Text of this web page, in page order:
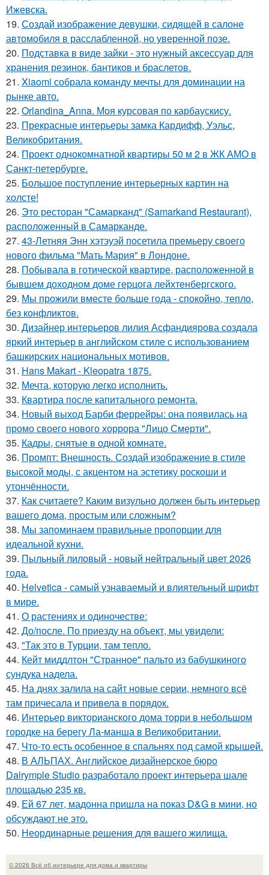
Ижевска.
19. Создай изображение девушки, сидящей в салоне
автомобиля в расслабленной, но уверенной позе.
20. Подставка в виде зайки - это нужный аксессуар для
хранения резинок, бантиков и браслетов.
21. Xiaomi собрала команду мечты для доминации на
рынке авто.
22. Orlandina_Anna. Моя курсовая по карбаускису.
23. Прекрасные интерьеры замка Кардифф, Уэльс,
Великобритания.
24. Проект однокомнатной квартиры 50 м 2 в ЖК АМО в
Санкт-петербурге.
25. Большое поступление интерьерных картин на
холсте!
26. Это ресторан "Самарканд" (Samarkand Restaurant),
расположенный в Самарканде.
27. 43-Летняя Энн хэтэуэй посетила премьеру своего
нового фильма "Мать Мария" в Лондоне.
28. Побывала в готической квартире, расположенной в
бывшем доходном доме герцога лейхтенбергского.
29. Мы прожили вместе больше года - спокойно, тепло,
без конфликтов.
30. Дизайнер интерьеров лилия Асфандиярова создала
яркий интерьер в английском стиле с использованием
башкирских национальных мотивов.
31. Hans Makart - Kleopatra 1875.
32. Мечта, которую легко исполнить.
33. Квартира после капитального ремонта.
34. Новый выход Барби феррейры: она появилась на
промо своего нового хоррора "Лицо Смерти".
35. Кадры, снятые в одной комнате.
36. Промпт: Внешность. Создай изображение в стиле
высокой моды, с акцентом на эстетику роскоши и
утончённости.
37. Как считаете? Каким визульно должен быть интерьер
вашего дома, простым или сложным?
38. Мы запоминаем правильные пропорции для
идеальной кухни.
39. Пыльный лиловый - новый нейтральный цвет 2026
года.
40. Helvetica - самый узнаваемый и влиятельный шрифт
в мире.
41. О растениях и одиночестве:
42. До/после. По приезду на объект, мы увидели:
43. "Так это в Турции, там тепло.
44. Кейт миддлтон "Странное" пальто из бабушкиного
сундука надела.
45. На днях залила на сайт новые серии, немного всё
там причесала и привела в порядок.
46. Интерьер викторианского дома торри в небольшом
городке на берегу Ла-манша в Великобритании.
47. Что-то есть особенное в спальнях под самой крышей.
48. В АЛЬПАХ. Английское дизайнерское бюро
Dalrymple Studio разработало проект интерьера шале
площадью 235 кв.
49. Ей 67 лет, мадонна пришла на показ D&G в мини, но
обсуждают не это.
50. Неординарные решения для вашего жилища.
© 2026 Всё об интерьере для дома и квартиры